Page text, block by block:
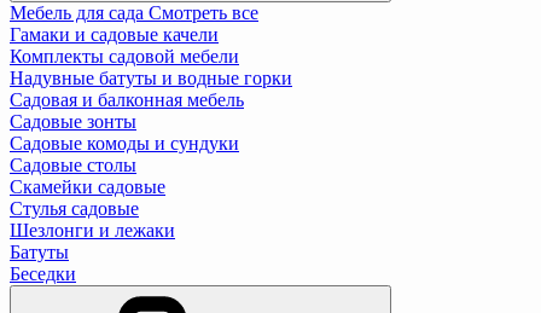
Мебель для сада Смотреть все
Гамаки и садовые качели
Комплекты садовой мебели
Надувные батуты и водные горки
Садовая и балконная мебель
Садовые зонты
Садовые комоды и сундуки
Садовые столы
Скамейки садовые
Стулья садовые
Шезлонги и лежаки
Батуты
Беседки